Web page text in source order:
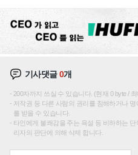
기사댓글0개
200자까지 쓰실 수 있습니다. (현재 0 byte / 최
저작권 등 다른 사람의 권리를 침해하거나
를 받을 수 있습니다.
타인에게 불쾌감을 주는 욕설 등 비하하는
리자의 판단에 의해 삭제 합니다.